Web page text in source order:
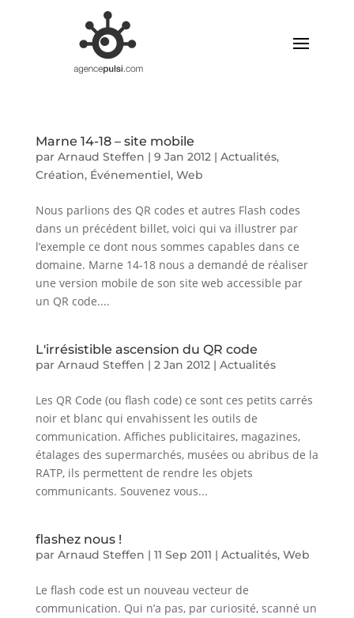
Marne 14-18 – site mobile
par Arnaud Steffen | 9 Jan 2012| Actualités,
Création, Événementiel, Web
Nous parlions des QR codes et autres Flash codes
dans un précédent billet, voici qui va illustrer par
l’exemple ce dont nous sommes capables dans ce
domaine. Marne 14-18 nous a demandé de réaliser
une version mobile de son site web accessible par
un QR code....
L'irrésistible ascension du QR code
par Arnaud Steffen | 2 Jan 2012| Actualités
Les QR Code (ou flash code) ce sont ces petits carrés
noir et blanc qui envahissent les outils de
communication. Affiches publicitaires, magazines,
étalages des supermarchés, musées ou abribus de la
RATP, ils permettent de rendre les objets
communicants. Souvenez vous...
flashez nous !
par Arnaud Steffen | 11 Sep 2011 | Actualités, Web
Le flash code est un nouveau vecteur de
communication. Qui n’a pas, par curiosité, scanné un